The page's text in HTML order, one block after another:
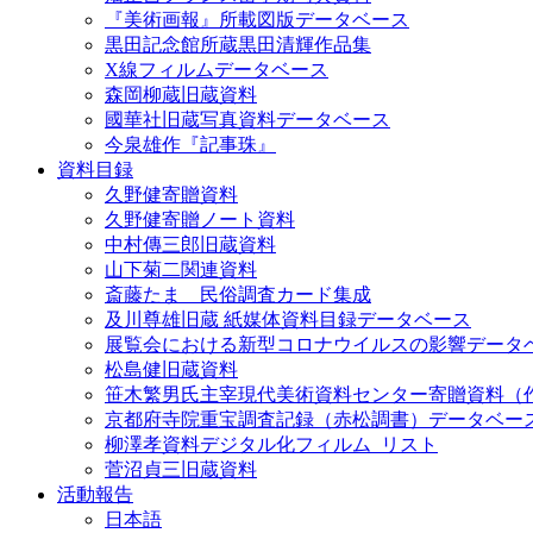
『美術画報』所載図版データベース
黒田記念館所蔵黒田清輝作品集
X線フィルムデータベース
森岡柳蔵旧蔵資料
國華社旧蔵写真資料データベース
今泉雄作『記事珠』
資料目録
久野健寄贈資料
久野健寄贈ノート資料
中村傳三郎旧蔵資料
山下菊二関連資料
斎藤たま 民俗調査カード集成
及川尊雄旧蔵 紙媒体資料目録データベース
展覧会における新型コロナウイルスの影響データ
松島健旧蔵資料
笹木繁男氏主宰現代美術資料センター寄贈資料（
京都府寺院重宝調査記録（赤松調書）データベー
柳澤孝資料デジタル化フィルム_リスト
菅沼貞三旧蔵資料
活動報告
日本語